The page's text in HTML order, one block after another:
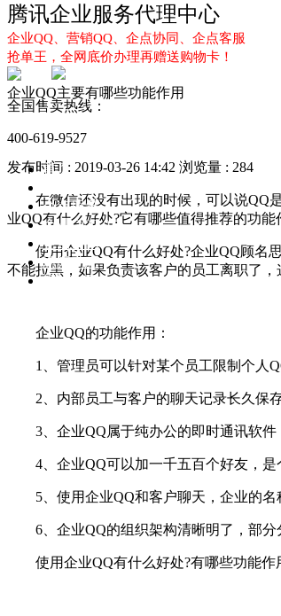
腾讯企业服务代理中心
企业QQ、营销QQ、企点协同、企点客服
抢单王，全网底价办理再赠送购物卡！
全国售卖热线：
400-619-9527
首页
企点服务
企业QQ2.0
企点协同
新闻动态
解决方案
企业QQ主要有哪些功能作用
发布时间 : 2019-03-26 14:42 浏览量 : 284
在微信还没有出现的时候，可以说QQ是
业QQ有什么好处?它有哪些值得推荐的功能
使用企业QQ有什么好处?企业QQ顾名思
不能拉黑，如果负责该客户的员工离职了
企业QQ的功能作用：
1、管理员可以针对某个员工限制个人
2、内部员工与客户的聊天记录长久保存
3、企业QQ属于纯办公的即时通讯软件
4、企业QQ可以加一千五百个好友，是
5、使用企业QQ和客户聊天，企业的名
6、企业QQ的组织架构清晰明了，部分
使用企业QQ有什么好处?有哪些功能作